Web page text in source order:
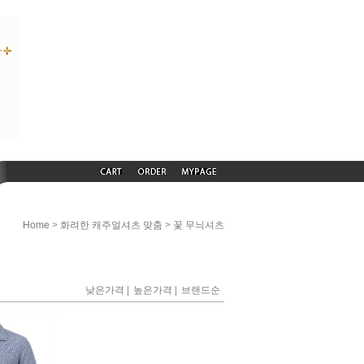
Home > 화려한 캐주얼셔츠 맞춤 > 꽃 무늬셔츠
낮은가격 높은가격 브랜드순